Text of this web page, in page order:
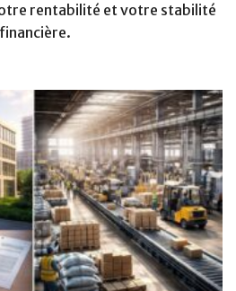
rentabilité et votre stabilité
financière.